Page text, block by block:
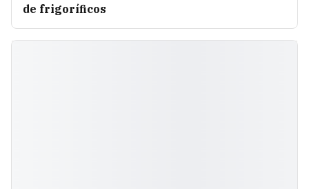
de frigoríficos